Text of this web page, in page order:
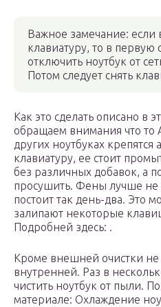
Важное замечание: если
клавиатуру, то в первую
отключить ноутбук от
Потом следует снять
Как это сделать описано в
обращаем внимания что то
других ноутбуках крепятся
клавиатуру, ее стоит
без различных добавок, а
просушить. Фены лучше не
постоит так день-два. Это
залипают некоторые
Подробней здесь: .
Кроме внешней очистки не
внутренней. Раз в
чистить ноутбук от пыли.
материале: Охлаждение